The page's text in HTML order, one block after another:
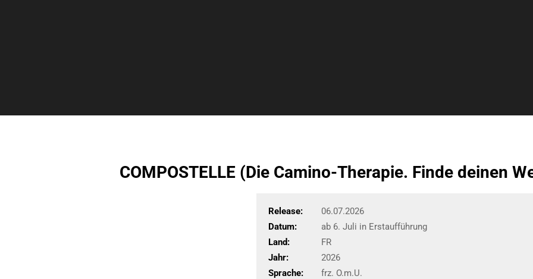
COMPOSTELLE (Die Camino-Therapie. Finde deinen
Release:
06.07.2026
Datum:
ab 6. Juli in Erstaufführung
Land:
FR
Jahr:
2026
Sprache:
frz. O.m.U.